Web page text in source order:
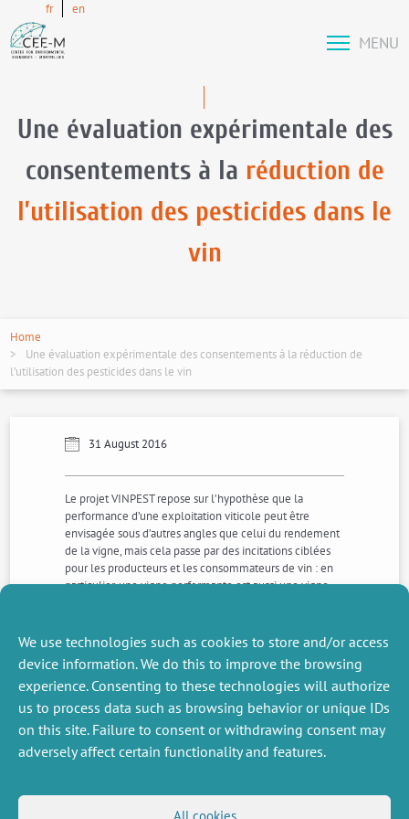
We use technologies such as cookies to store and/or access
device information. We do this to improve the browsing
experience. Consenting to these technologies will authorize
us to process data such as browsing behavior or unique IDs
on this site. Failure to consent or withdrawing consent may
adversely affect certain functionality and features.
All cookies
fr en
MENU
Une évaluation expérimentale des
consentements à la réduction de
l’utilisation des pesticides dans le
vin
Home
Une évaluation expérimentale des consentements à la réduction de
l’utilisation des pesticides dans le vin
31 August 2016
Le projet VINPEST repose sur l’hypothèse que la
performance d’une exploitation viticole peut être
envisagée sous d’autres angles que celui du rendement
de la vigne, mais cela passe par des incitations ciblées
pour les producteurs et les consommateurs de vin : en
particulier, une vigne performante est aussi une vigne
fonctionnent, par qui et comment devraient-elles être
mises en oeuvre?
NEXT
PREVIOUS
FOLLOW US